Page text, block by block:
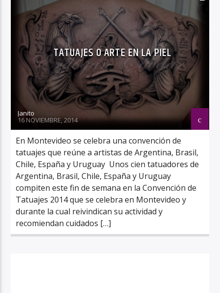
TATUAJES O ARTE EN LA PIEL
Janito
16 NOVIEMBRE, 2014
En Montevideo se celebra una convención de
tatuajes que reúne a artistas de Argentina, Brasil,
Chile, España y Uruguay Unos cien tatuadores de
Argentina, Brasil, Chile, España y Uruguay
compiten este fin de semana en la Convención de
Tatuajes 2014 que se celebra en Montevideo y
durante la cual reivindican su actividad y
recomiendan cuidados […]